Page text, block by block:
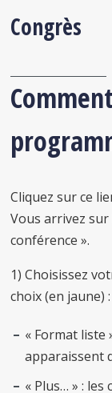
Congrès
Cliquez sur ce
Vous arrivez
conférence ».
1) Choisissez
choix (en jaune) :
« Format liste
apparaissent
« Plus… » :